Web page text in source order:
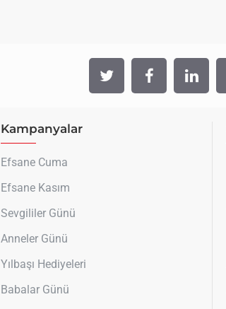
Kampanyalar
Efsane Cuma
Efsane Kasım
Sevgililer Günü
Anneler Günü
Yılbaşı Hediyeleri
Babalar Günü